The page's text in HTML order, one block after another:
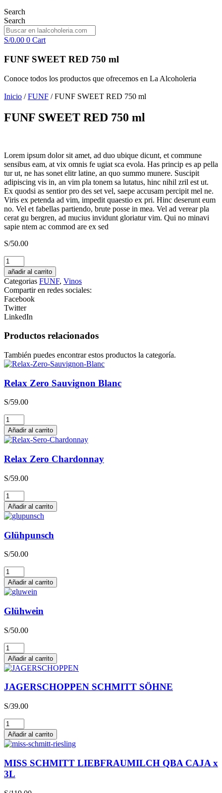
Search
Search
S/0.00 0 Cart
FUNF SWEET RED 750 ml
Conoce todos los productos que ofrecemos en La Alcoholeria
Inicio /FUNF / FUNF SWEET RED 750 ml
FUNF SWEET RED 750 ml
Lorem ipsum dolor sit amet, ad duo ubique dicunt, et commune
sensibus eam, at vix omnis fe ugiat sca evola. Has princip es ap pella
tur ut, ne has sonet elitr latine, an quo summo munere. Suscipit
adipiscing vis in, an vim pla tonem sa lutatus, hinc nihil zril est ut.
Ex quodsi as sentior pro des set vel, saepe accusam percipit mel ne.
Viris ex petenda ad vim, impedit quaestio ex pri. Hinc deserunt eum
no. Vel et fabellas partiendo, brute posse in mea. Vel ad verear pla
cerat gu bergren, ad mucius invidunt gloriatur vim. Qui no minavi
sapie ntem ac commod are ex sed
S/50.00
Finca
Rotondo
2022
Malbec
Merlot
Cabernet
Sauvignon
cantidad
añadir al carrito
Categorias FUNF, Vinos
Compartir en redes sociales:
Facebook
Twitter
LinkedIn
Productos relacionados
También puedes encontrar estos productos la categoría.
Relax Zero Sauvignon Blanc
S/59.00
Relax
Zero
Sauvignon
Blanc
cantidad
Añadir al carrito
Relax Zero Chardonnay
S/59.00
Relax
Zero
Chardonnay
cantidad
Añadir al carrito
Glühpunsch
S/50.00
Glühpunsch
cantidad
Añadir al carrito
Glühwein
S/50.00
Glühwein
cantidad
Añadir al carrito
JAGERSCHOPPEN SCHMITT SÖHNE
S/39.00
JAGERSCHOPPEN
SCHMITT
SÖHNE
cantidad
Añadir al carrito
MISS SCHMITT LIEBFRAUMILCH QBA CAJA x
3L